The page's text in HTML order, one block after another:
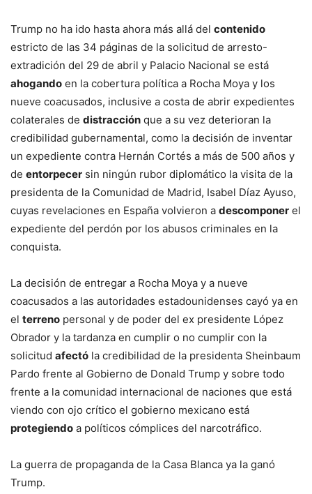
Trump no ha ido hasta ahora más allá del contenido
estricto de las 34 páginas de la solicitud de arresto-
extradición del 29 de abril y Palacio Nacional se está
ahogando en la cobertura política a Rocha Moya y los
nueve coacusados, inclusive a costa de abrir expedientes
colaterales de distracción que a su vez deterioran la
credibilidad gubernamental, como la decisión de inventar
un expediente contra Hernán Cortés a más de 500 años y
de entorpecer sin ningún rubor diplomático la visita de la
presidenta de la Comunidad de Madrid, Isabel Díaz Ayuso,
cuyas revelaciones en España volvieron a descomponer el
expediente del perdón por los abusos criminales en la
conquista.
La decisión de entregar a Rocha Moya y a nueve
coacusados a las autoridades estadounidenses cayó ya en
el terreno personal y de poder del ex presidente López
Obrador y la tardanza en cumplir o no cumplir con la
solicitud afectó la credibilidad de la presidenta Sheinbaum
Pardo frente al Gobierno de Donald Trump y sobre todo
frente a la comunidad internacional de naciones que está
viendo con ojo crítico el gobierno mexicano está
protegiendo a políticos cómplices del narcotráfico.
La guerra de propaganda de la Casa Blanca ya la ganó
Trump.